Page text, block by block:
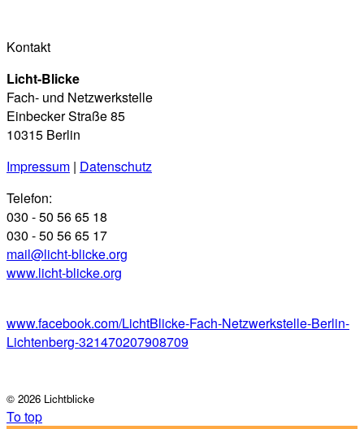
Kontakt
Licht-Blicke
Fach- und Netzwerkstelle
Einbecker Straße 85
10315 Berlin
Impressum | Datenschutz
Telefon:
030 - 50 56 65 18
030 - 50 56 65 17
mail@licht-blicke.org
www.licht-blicke.org
www.facebook.com/LichtBlicke-Fach-Netzwerkstelle-Berlin-
Lichtenberg-321470207908709
© 2026 Lichtblicke
To top